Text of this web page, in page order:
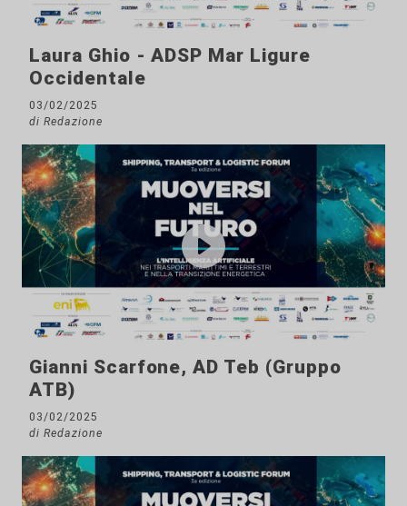
Laura Ghio - ADSP Mar Ligure
Occidentale
03/02/2025
di Redazione
Gianni Scarfone, AD Teb (Gruppo
ATB)
03/02/2025
di Redazione